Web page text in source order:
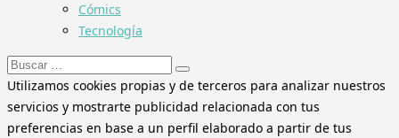
Cómics
Tecnología
Buscar:
Utilizamos cookies propias y de terceros para analizar nuestros
servicios y mostrarte publicidad relacionada con tus
preferencias en base a un perfil elaborado a partir de tus